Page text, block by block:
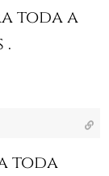
toda a
.
toda